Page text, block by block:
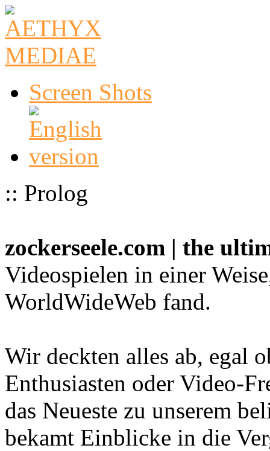
Screen Shots
:: Prolog
zockerseele.com | the
Videospielen in einer
WorldWideWeb fand.
Wir deckten alles ab, egal
Enthusiasten oder Video-
das Neueste zu unserem
bekamt Einblicke in die